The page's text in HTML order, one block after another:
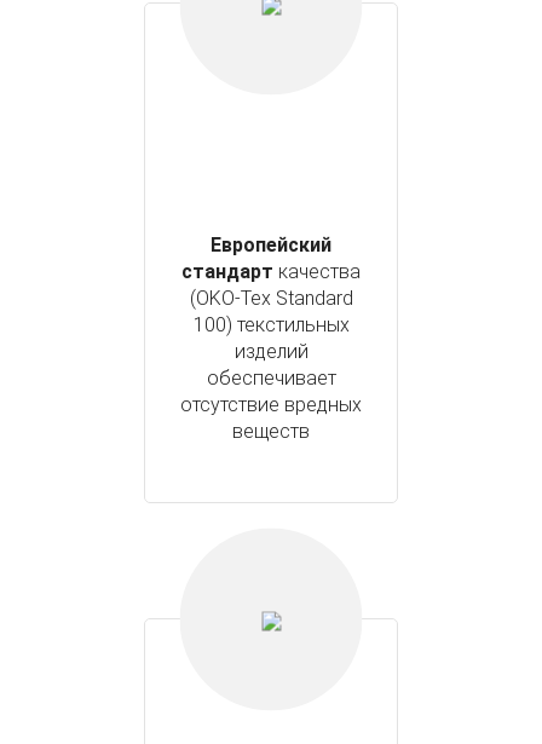
Европейский
стандарт качества
(OKO-Tex Standard
100) текстильных
изделий
обеспечивает
отсутствие вредных
веществ